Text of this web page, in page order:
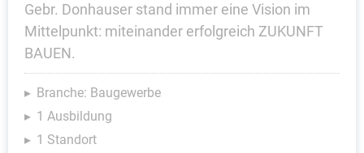
Gebr. Donhauser stand immer eine Vision im
Mittelpunkt: miteinander erfolgreich ZUKUNFT
BAUEN.
Branche: Baugewerbe
1 Ausbildung
1 Standort